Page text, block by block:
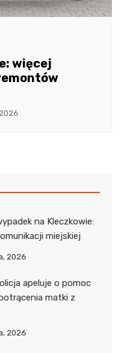
więcej
na Kleczkowie:
miejskiej
2026
apeluje o pomoc
matki z
2026